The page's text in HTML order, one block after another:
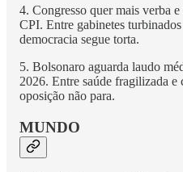
4. Congresso quer mais verba
CPI. Entre gabinetes
democracia segue torta.
5. Bolsonaro aguarda laudo
2026. Entre saúde fragilizada e
oposição não para.
MUNDO